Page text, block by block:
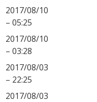
2017/08/10
– 05:25
2017/08/10
– 03:28
2017/08/03
– 22:25
2017/08/03